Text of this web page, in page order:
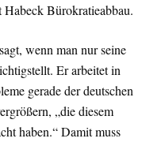
Bürokratieabbau.
wenn man nur seine
Er arbeitet in
gerade der deutschen
„die diesem
haben.“ Damit muss